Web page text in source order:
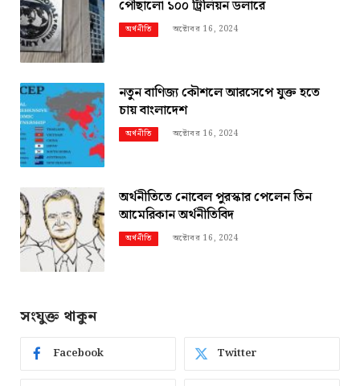
পৌছালো ১০০ ট্রিলিয়ন ডলারে
অর্থনীতি অক্টোবর 16, 2024
নতুন বাণিজ্য কৌশলে আরসেপে যুক্ত হতে
চায় বাংলাদেশ
অর্থনীতি অক্টোবর 16, 2024
অর্থনীতিতে নোবেল পুরস্কার পেলেন তিন
আমেরিকান অর্থনীতিবিদ
অর্থনীতি অক্টোবর 16, 2024
সংযুক্ত থাকুন
Facebook Twitter